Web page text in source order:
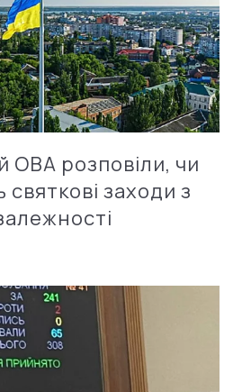
ОВА розповіли, чи
заходи з